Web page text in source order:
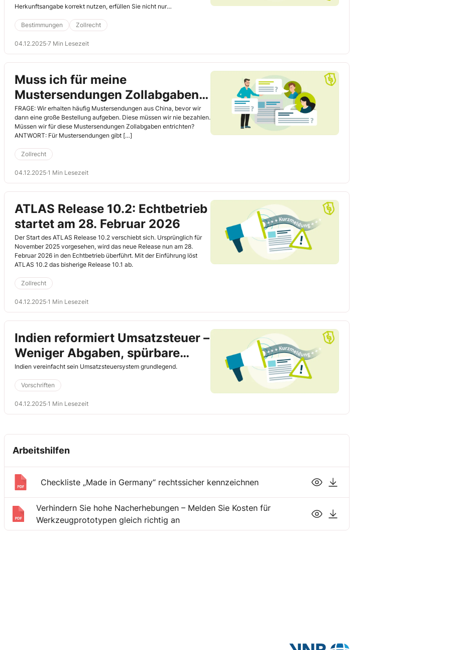
Herkunftsangabe korrekt nutzen, erfüllen Sie nicht nur
sich auch klare Wettbewerbs- und Marketingvorteile. Fehler bei der
Auslobung sind jedoch teuer: Abmahnungen, Unterlassung,
Rückrufaktionen und nachhaltige Reputationsschäden können die
Bestimmungen Zollrecht
04.12.2025·7 Min Lesezeit
Muss ich für meine
Mustersendungen Zollabgaben
entrichten?
FRAGE: Wir erhalten häufig Mustersendungen aus China, bevor wir
dann eine große Bestellung aufgeben. Diese müssen wir nie bezahlen.
Müssen wir für diese Mustersendungen Zollabgaben entrichten?
ANTWORT: Für Mustersendungen gibt […]
Zollrecht
04.12.2025·1 Min Lesezeit
ATLAS Release 10.2: Echtbetrieb
startet am 28. Februar 2026
Der Start des ATLAS Release 10.2 verschiebt sich. Ursprünglich für
November 2025 vorgesehen, wird das neue Release nun am 28.
Februar 2026 in den Echtbetrieb überführt. Mit der Einführung löst
ATLAS 10.2 das bisherige Release 10.1 ab.
Zollrecht
04.12.2025·1 Min Lesezeit
Indien reformiert Umsatzsteuer –
Weniger Abgaben, spürbare
Entlastungen
Indien vereinfacht sein Umsatzsteuersystem grundlegend.
Vorschriften
04.12.2025·1 Min Lesezeit
Arbeitshilfen
Checkliste „Made in Germany“ rechtssicher kennzeichnen
Verhindern Sie hohe Nacherhebungen – Melden Sie Kosten für
Werkzeugprototypen gleich richtig an